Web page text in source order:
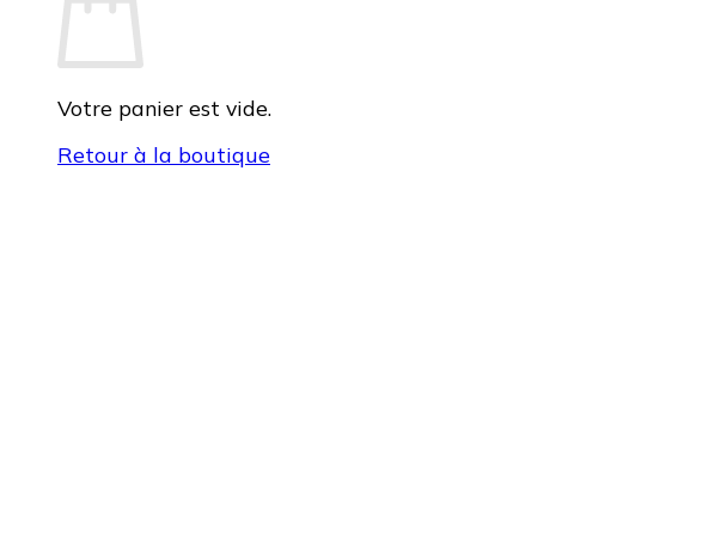
Votre panier est vide.
Retour à la boutique